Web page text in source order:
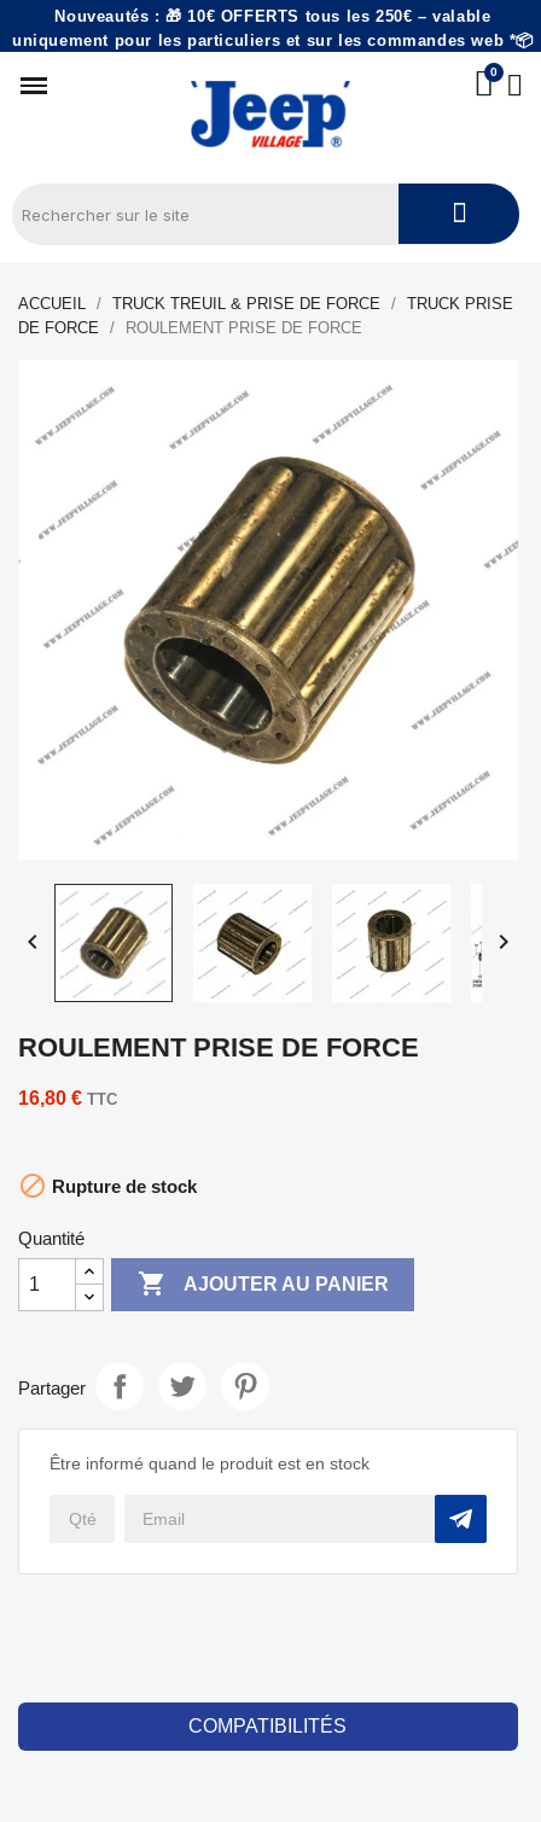
Nouveautés : 🎁 10€ OFFERTS tous les 250€ – valable
uniquement pour les particuliers et sur les commandes web *📦
ACCUEIL TRUCK TREUIL & PRISE DE FORCE
TRUCK PRISE
DE FORCE
ROULEMENT PRISE DE FORCE
 
ROULEMENT PRISE DE FORCE
16,80 € TTC
 Rupture de stock
Quantité
 AJOUTER AU PANIER
Partager
Être informé quand le produit est en stock
COMPATIBILITÉS